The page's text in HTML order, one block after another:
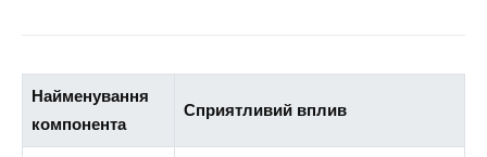
Найменування
компонента
Сприятливий вплив